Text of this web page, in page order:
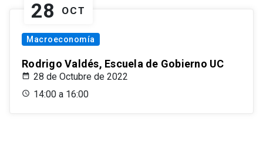
28 OCT
Macroeconomía
Rodrigo Valdés, Escuela de Gobierno UC
28 de Octubre de 2022
14:00 a 16:00